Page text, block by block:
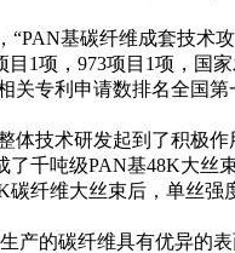
基碳纤维成套技术
1项，973项目1项，国
关专利申请数排名全国
技术研发起到了积极作
千吨级PAN基48K大丝
纤维大丝束后，单丝强
产的碳纤维具有优异的